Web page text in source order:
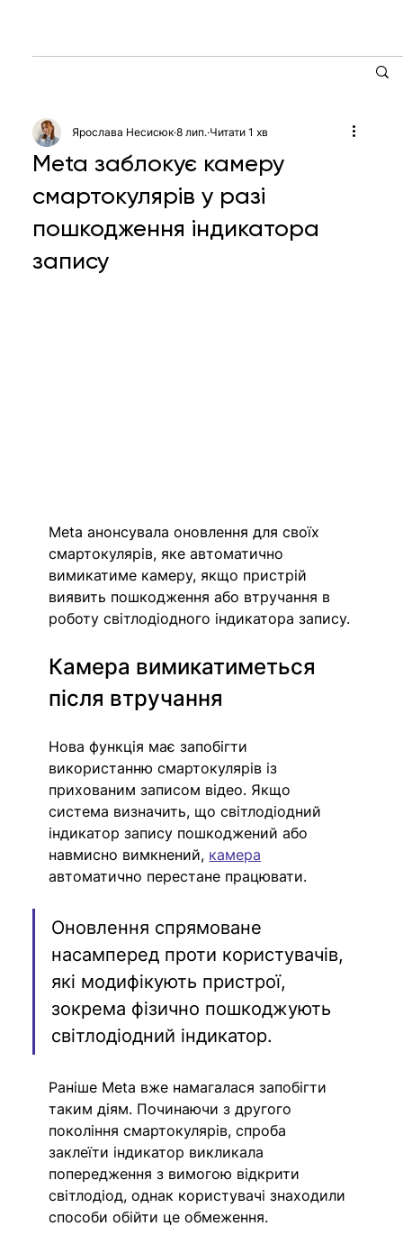
Meta заблокує камеру
смартокулярів у разі
пошкодження індикатора
запису
Ярослава Несисюк 8 лип. Читати 1 хв
Meta анонсувала оновлення для своїх
смартокулярів, яке автоматично
вимикатиме камеру, якщо пристрій
виявить пошкодження або втручання в
роботу світлодіодного індикатора запису.
Камера вимикатиметься
після втручання
Нова функція має запобігти
використанню смартокулярів із
прихованим записом відео. Якщо
система визначить, що світлодіодний
індикатор запису пошкоджений або
навмисно вимкнений, камера
автоматично перестане працювати.
Оновлення спрямоване
насамперед проти користувачів,
які модифікують пристрої,
зокрема фізично пошкоджують
світлодіодний індикатор.
Раніше Meta вже намагалася запобігти
таким діям. Починаючи з другого
покоління смартокулярів, спроба
заклеїти індикатор викликала
попередження з вимогою відкрити
світлодіод, однак користувачі знаходили
способи обійти це обмеження.